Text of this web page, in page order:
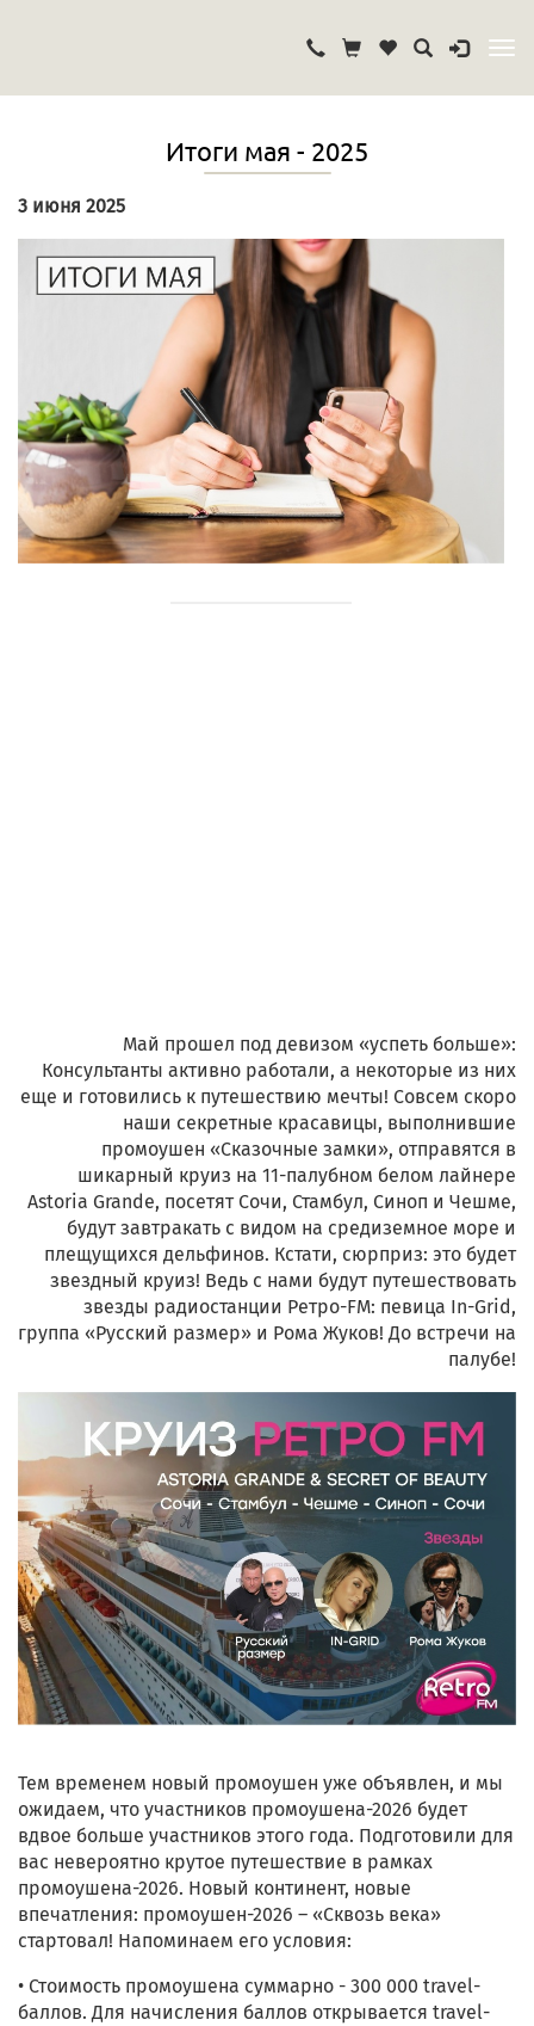
Итоги мая - 2025
3 июня 2025
Май прошел под девизом «успеть больше»:
Консультанты активно работали, а некоторые из них
еще и готовились к путешествию мечты! Совсем скоро
наши секретные красавицы, выполнившие
промоушен «Сказочные замки», отправятся в
шикарный круиз на 11-палубном белом лайнере
Astoria Grande, посетят Сочи, Стамбул, Синоп и Чешме,
будут завтракать с видом на средиземное море и
плещущихся дельфинов. Кстати, сюрприз: это будет
звездный круиз! Ведь с нами будут путешествовать
звезды радиостанции Ретро-FM: певица In-Grid,
группа «Русский размер» и Рома Жуков! До встречи на
палубе!
Тем временем новый промоушен уже объявлен, и мы
ожидаем, что участников промоушена-2026 будет
вдвое больше участников этого года. Подготовили для
вас невероятно крутое путешествие в рамках
промоушена-2026. Новый континент, новые
впечатления: промоушен-2026 – «Сквозь века»
стартовал! Напоминаем его условия:
• Стоимость промоушена суммарно - 300 000 travel-
баллов. Для начисления баллов открывается travel-